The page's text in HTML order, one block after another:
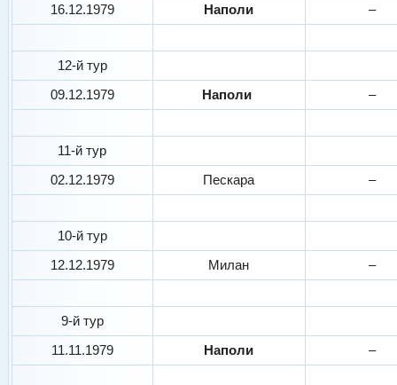
16.12.1979
Наполи –
12-й тур
09.12.1979
Наполи –
11-й тур
02.12.1979
Пескара –
10-й тур
12.12.1979
Милан –
9-й тур
11.11.1979
Наполи –